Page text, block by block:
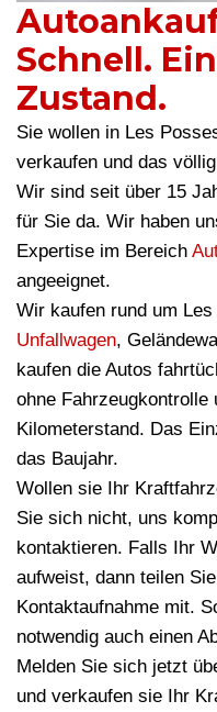
Schnell.
Zustand.
Sie wollen in Les
verkaufen und das
Wir sind seit über 15
für Sie da. Wir haben
Expertise im Bereich
angeeignet.
Wir kaufen rund um
Unfallwagen,
kaufen die Autos
ohne Fahrzeugkontrolle
Kilometerstand. Das
das Baujahr.
Wollen sie Ihr
Sie sich nicht, uns
kontaktieren. Falls Ihr
aufweist, dann teilen
Kontaktaufnahme mit.
notwendig auch einen
Melden Sie sich jetzt
und verkaufen sie Ihr